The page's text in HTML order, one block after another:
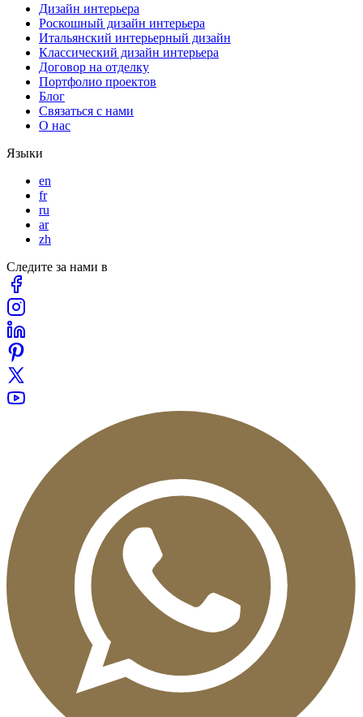
Дизайн интерьера
Роскошный дизайн интерьера
Итальянский интерьерный дизайн
Классический дизайн интерьера
Договор на отделку
Портфолио проектов
Блог
Связаться с нами
О нас
Языки
en
fr
ru
ar
zh
Следите за нами в